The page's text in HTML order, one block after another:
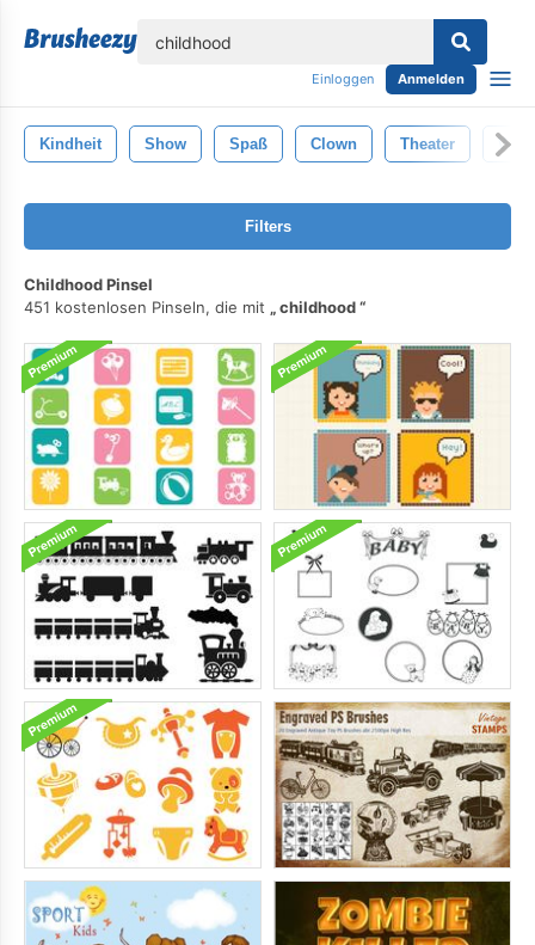
Einloggen Anmelden
Kindheit Show Spaß Clown Theater
Filters
Childhood Pinsel
451 kostenlosen Pinseln, die mit
childhood